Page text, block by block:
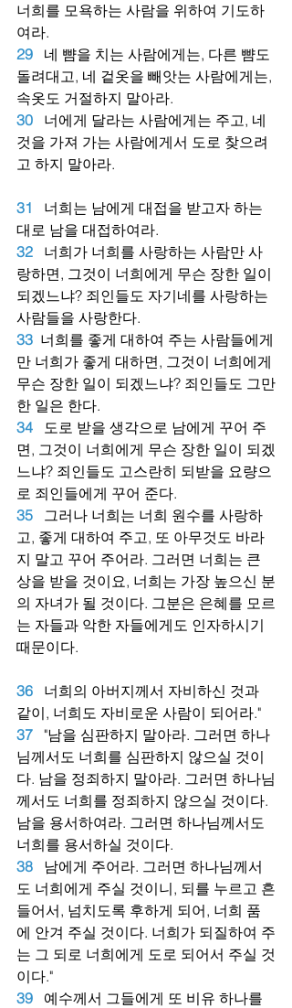
너희를 모욕하는 사람을 위하여 기도하
여라.
29
네 뺨을 치는 사람에게는, 다른 뺨도
돌려대고, 네 겉옷을 빼앗는 사람에게는,
속옷도 거절하지 말아라.
30
너에게 달라는 사람에게는 주고, 네
것을 가져 가는 사람에게서 도로 찾으려
고 하지 말아라.
31
너희는 남에게 대접을 받고자 하는
대로 남을 대접하여라.
32
너희가 너희를 사랑하는 사람만 사
랑하면, 그것이 너희에게 무슨 장한 일이
되겠느냐? 죄인들도 자기네를 사랑하는
사람들을 사랑한다.
33 너희를 좋게 대하여 주는 사람들에게
만 너희가 좋게 대하면, 그것이 너희에게
무슨 장한 일이 되겠느냐? 죄인들도 그만
한 일은 한다.
34
도로 받을 생각으로 남에게 꾸어 주
면, 그것이 너희에게 무슨 장한 일이 되겠
느냐? 죄인들도 고스란히 되받을 요량으
로 죄인들에게 꾸어 준다.
35
그러나 너희는 너희 원수를 사랑하
고, 좋게 대하여 주고, 또 아무것도 바라
지 말고 꾸어 주어라. 그러면 너희는 큰
상을 받을 것이요, 너희는 가장 높으신 분
의 자녀가 될 것이다. 그분은 은혜를 모르
는 자들과 악한 자들에게도 인자하시기
때문이다.
36
너희의 아버지께서 자비하신 것과
같이, 너희도 자비로운 사람이 되어라."
37 "남을 심판하지 말아라. 그러면 하나
님께서도 너희를 심판하지 않으실 것이
다. 남을 정죄하지 말아라. 그러면 하나님
께서도 너희를 정죄하지 않으실 것이다.
남을 용서하여라. 그러면 하나님께서도
너희를 용서하실 것이다.
38
남에게 주어라. 그러면 하나님께서
도 너희에게 주실 것이니, 되를 누르고 흔
들어서, 넘치도록 후하게 되어, 너희 품
에 안겨 주실 것이다. 너희가 되질하여 주
는 그 되로 너희에게 도로 되어서 주실 것
이다."
39
예수께서 그들에게 또 비유 하나를